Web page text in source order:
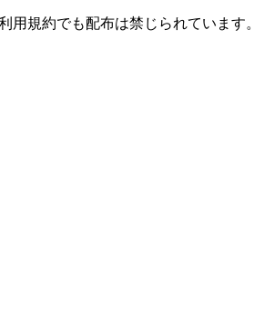
規約でも配布は禁じられています。